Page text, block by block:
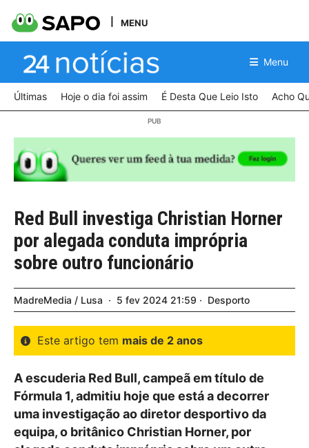
MENU
Menu
Últimas Hoje o dia foi assim É Desta Que Leio Isto Acho
Red Bull investiga Christian Horner
por alegada conduta imprópria
sobre outro funcionário
MadreMedia / Lusa 5 fev 2024 21:59 Desporto
Este artigo tem mais de 2 anos
A escuderia Red Bull, campeã em título de
Fórmula 1, admitiu hoje que está a decorrer
uma investigação ao diretor desportivo da
equipa, o britânico Christian Horner, por